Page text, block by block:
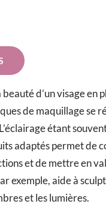
d’un visage en
de maquillage se
étant
adaptés permet de
et de mettre en
exemple, aide à
et les lumières.